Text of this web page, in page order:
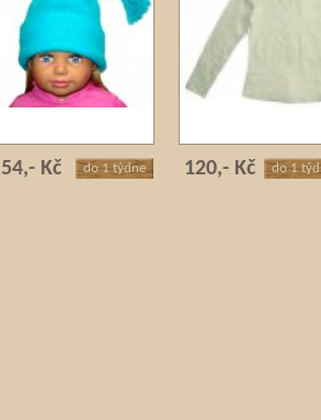
54,- Kč do 1 týdne 120,- Kč do 1